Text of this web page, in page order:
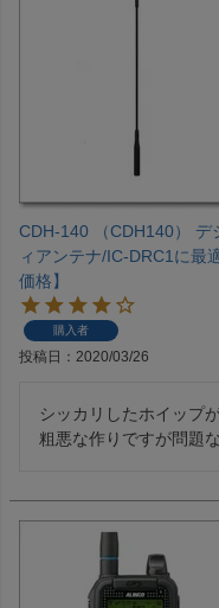
CDH-140 （CDH140） デ
ィアンテナ/IC-DRC1に最
価格】
購入者
投稿日 2020/03/26
シッカリしたホイップ
粗悪な作りですが問題な